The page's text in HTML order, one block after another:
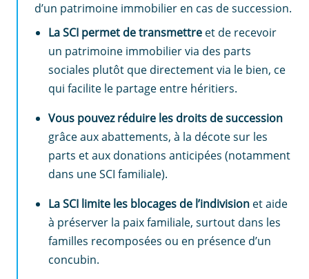
d’un patrimoine immobilier en cas de succession.
La SCI permet de transmettre et de recevoir
un patrimoine immobilier via des parts
sociales plutôt que directement via le bien, ce
qui facilite le partage entre héritiers.
Vous pouvez réduire les droits de succession
grâce aux abattements, à la décote sur les
parts et aux donations anticipées (notamment
dans une SCI familiale).
La SCI limite les blocages de l’indivision et aide
à préserver la paix familiale, surtout dans les
familles recomposées ou en présence d’un
concubin.